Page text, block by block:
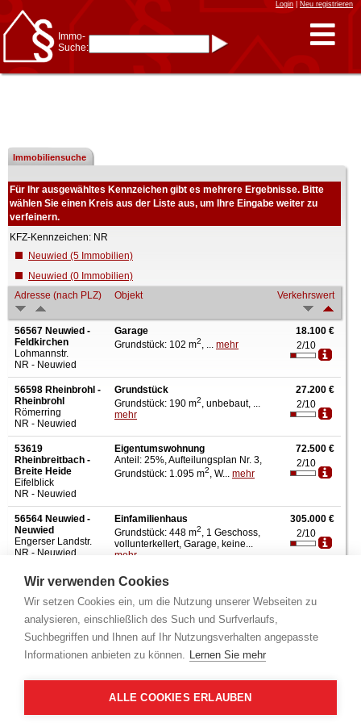
Wir verwenden Cookies
Wir setzen Cookies ein, um die Nutzung unserer Webseiten zu
analysieren, einschließlich des Such und Surfverlaufs,
Suchbegriffen und Ihnen auf Ihr Nutzungsverhalten angepasste
Informationen anbieten zu können. Lernen Sie mehr
ALLE COOKIES ERLAUBEN
Login| Neu registrieren
Immo-
Suche:
Kombinieren
z.B.: 15 Frankfurt
Frankfurt/Oder
am Main
Immobiliensuche
nach Amtsgericht
6 Treffer
Immobiliensuche
Für Ihr ausgewähltes Kennzeichen gibt es mehrere Ergebnisse. Bitte
wählen Sie einen Kreis aus der Liste aus, um Ihre Eingabe weiter zu
verfeinern.
KFZ-Kennzeichen: NR
Neuwied (5 Immobilien)
Neuwied (0 Immobilien)
Adresse (nach PLZ)
Objekt Verkehrswert
56567 Neuwied -
Feldkirchen
Lohmannstr.
NR - Neuwied
Garage
Grundstück: 102 m2, ... mehr
18.100 €
2/10
56598 Rheinbrohl -
Rheinbrohl
Römerring
NR - Neuwied
Grundstück
Grundstück: 190 m2, unbebaut, ...
mehr
27.200 €
2/10
53619
Rheinbreitbach -
Breite Heide
Eifelblick
NR - Neuwied
Eigentumswohnung
Anteil: 25%, Aufteilungsplan Nr. 3,
Grundstück: 1.095 m2, W... mehr
72.500 €
2/10
56564 Neuwied -
Neuwied
Engerser Landstr.
NR - Neuwied
Einfamilienhaus
Grundstück: 448 m2, 1 Geschoss,
vollunterkellert, Garage, keine...
mehr
305.000 €
2/10
53619
Breite Heide
Waldblick
NR - Neuwied
Doppelhaushälfte
128 m2 , 2 Gesch...mehr